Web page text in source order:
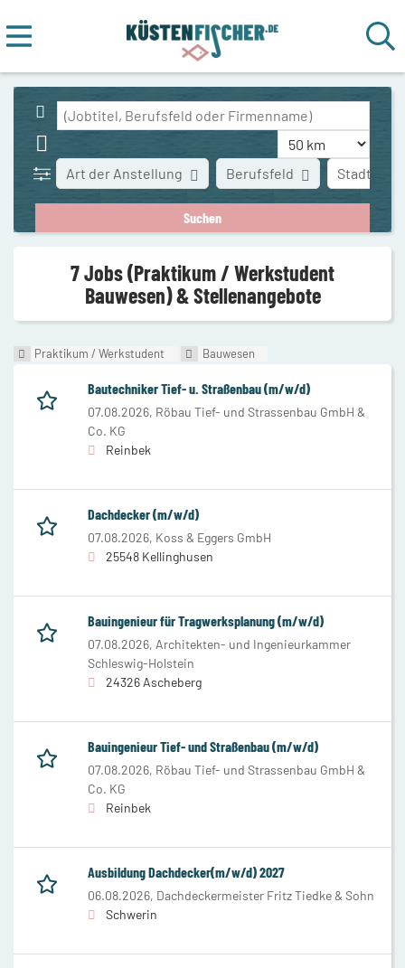
Stadt
Art der Anstellung Berufsfeld
7 Jobs (Praktikum / Werkstudent
Bauwesen) & Stellenangebote
Praktikum / Werkstudent Bauwesen
Bautechniker Tief- u. Straßenbau (m/w/d)
07.08.2026, Röbau Tief- und Strassenbau GmbH &
Co. KG
Reinbek
Dachdecker (m/w/d)
07.08.2026, Koss & Eggers GmbH
25548 Kellinghusen
Bauingenieur für Tragwerksplanung (m/w/d)
07.08.2026, Architekten- und Ingenieurkammer
Schleswig-Holstein
24326 Ascheberg
Bauingenieur Tief- und Straßenbau (m/w/d)
07.08.2026, Röbau Tief- und Strassenbau GmbH &
Co. KG
Reinbek
Ausbildung Dachdecker(m/w/d) 2027
06.08.2026, Dachdeckermeister Fritz Tiedke & Sohn
Schwerin